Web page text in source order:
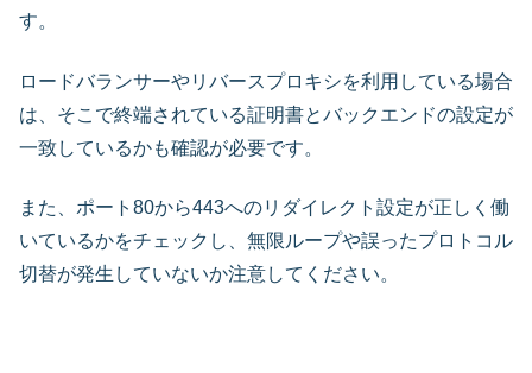
す。
ロードバランサーやリバースプロキシを利用している場合
は、そこで終端されている証明書とバックエンドの設定が
一致しているかも確認が必要です。
また、ポート80から443へのリダイレクト設定が正しく働
いているかをチェックし、無限ループや誤ったプロトコル
切替が発生していないか注意してください。